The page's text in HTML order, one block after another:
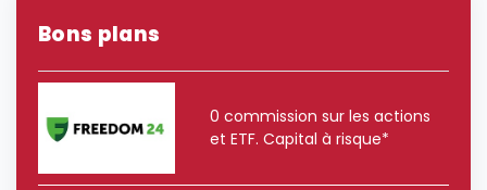
Bons plans
0 commission sur les actions
et ETF. Capital à risque*